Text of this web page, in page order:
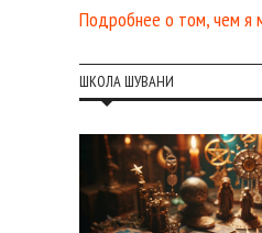
Подробнее о том, чем я
ШКОЛА ШУВАНИ